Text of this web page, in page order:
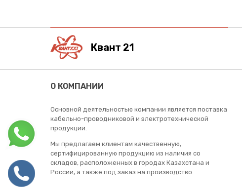
Квант 21
О КОМПАНИИ
Основной деятельностью компании является поставка
кабельно-проводниковой и электротехнической
продукции.
Мы предлагаем клиентам качественную,
сертифицированную продукцию из наличия со
складов, расположенных в городах Казахстана и
России, а также под заказ на производство.